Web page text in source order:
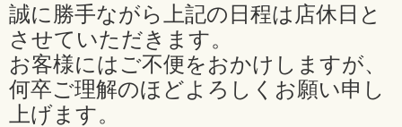
誠に勝手ながら上記の日程は店休日と
させていただきます。
お客様にはご不便をおかけしますが、
何卒ご理解のほどよろしくお願い申し
上げます。